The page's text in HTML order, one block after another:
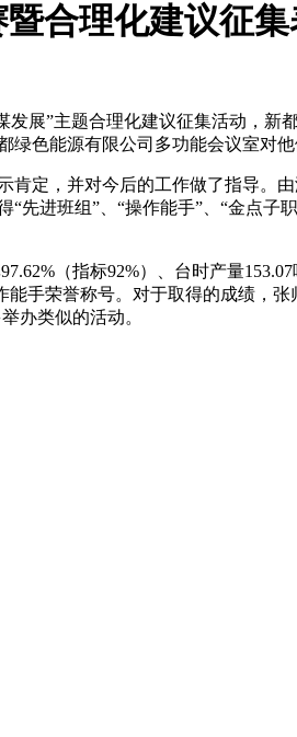
合理化建议征
展”主题合理化建议征集活动，
色能源有限公司多功能会议室对他
定，并对今后的工作做了指导。
“先进班组”、“操作能手”、“金点子
（指标92%）、台时产量
手荣誉称号。对于取得的成绩，
办类似的活动。